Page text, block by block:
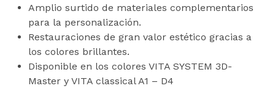
Amplio surtido de materiales complementarios
para la personalización.
Restauraciones de gran valor estético gracias a
los colores brillantes.
Disponible en los colores VITA SYSTEM 3D-
Master y VITA classical A1 – D4